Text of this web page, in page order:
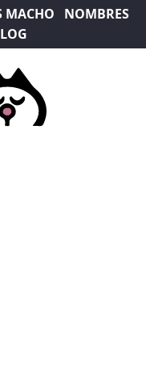
MACHO
NOMBRES